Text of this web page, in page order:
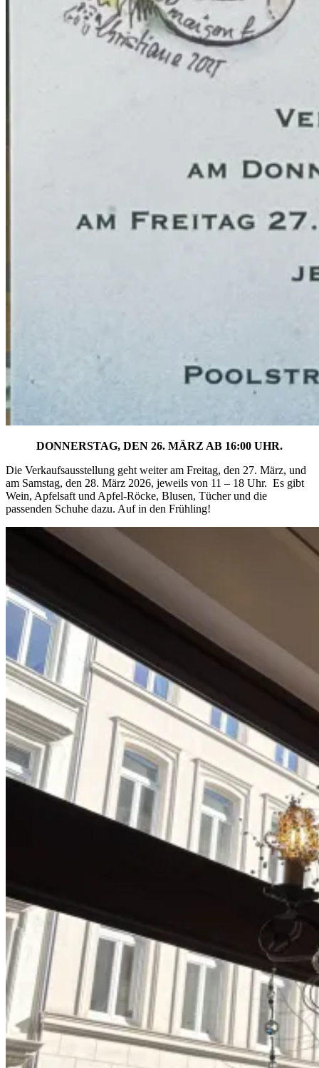
DONNERSTAG, DEN 26. MÄRZ AB 16:00 UHR.
Die Verkaufsausstellung geht weiter am Freitag, den 27. März, und
am Samstag, den 28. März 2026, jeweils von 11 – 18 Uhr. Es gibt
Wein, Apfelsaft und Apfel-Röcke, Blusen, Tücher und die
passenden Schuhe dazu. Auf in den Frühling!